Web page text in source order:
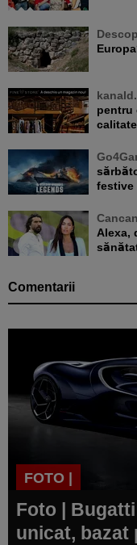
pentru
festive
Alexa,
Comentarii
FOTO |
Foto |
unicat, bazat